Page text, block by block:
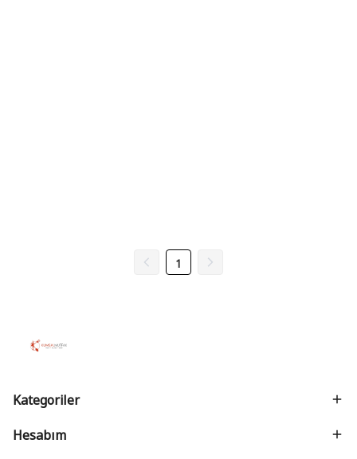
1
Kategoriler
Hesabım